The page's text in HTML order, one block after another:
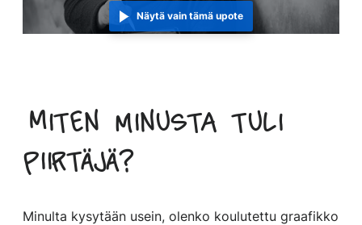
Näytä vain tämä upote
Miten minusta tuli
piirtäjä?
Minulta kysytään usein, olenko koulutettu graafikko